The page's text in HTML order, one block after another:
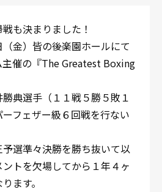
屋ボクシングジム
王子市南町3-8 第2原嶋ビル1F
：042-622-7222
〜22:00 / 日・祝 14:00〜19:00
も決まりました！
金）皆の後楽園ホールにて
催の『The Greatest Boxing
典選手（１１戦５勝５敗１
フェザー級６回戦を行ない
選準々決勝を勝ち抜いて以
トを欠場してから１年４ヶ
ます。